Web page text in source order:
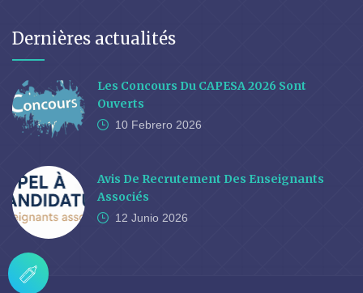
Dernières actualités
Les Concours Du CAPESA 2026 Sont
Ouverts
10 Febrero 2026
Avis De Recrutement Des Enseignants
Associés
12 Junio 2026